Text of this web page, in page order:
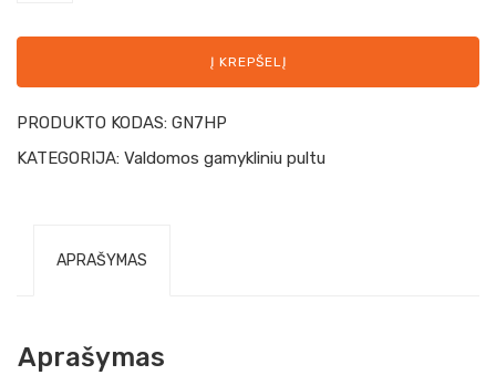
Į KREPŠELĮ
PRODUKTO KODAS: GN7HP
KATEGORIJA: Valdomos gamykliniu pultu
APRAŠYMAS
Aprašymas